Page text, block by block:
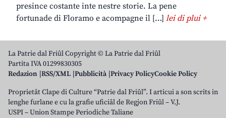
presince costante inte nestre storie. La pene
fortunade di Floramo e acompagne il […] lei di plui +
La Patrie dal Friûl Copyright © La Patrie dal Friûl
Partita IVA 01299830305
Redazion RSS/XML Pubblicità Privacy PolicyCookie Policy
Proprietât Clape di Culture “Patrie dal Friûl”. I articui a son scrits in
lenghe furlane e cu la grafie uficiâl de Regjon Friûl – V.J.
USPI – Union Stampe Periodiche Taliane